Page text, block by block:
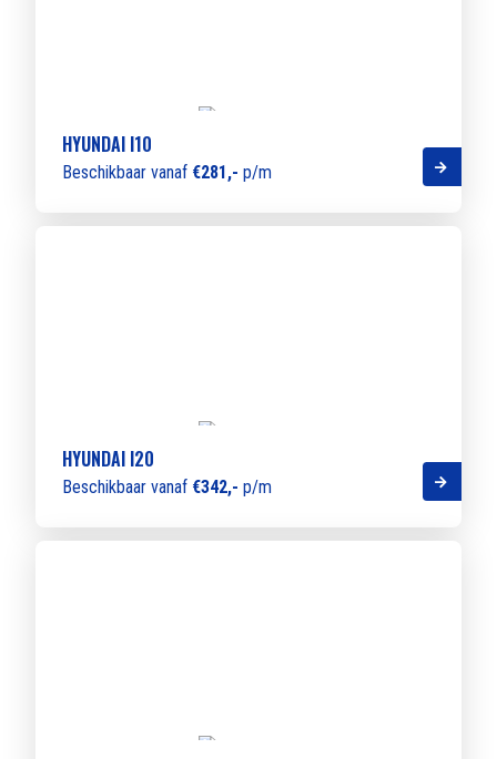
HYUNDAI I10
Beschikbaar vanaf €281,- p/m
HYUNDAI I20
Beschikbaar vanaf €342,- p/m